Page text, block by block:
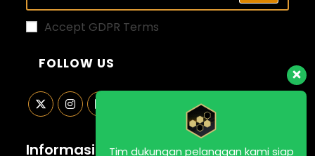
Accept GDPR Terms
FOLLOW US
in
in
Informasi KontakTim dukungan pelanggan kami siap